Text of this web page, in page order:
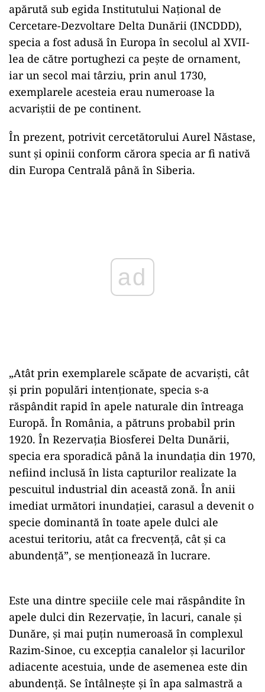
apărută sub egida Institutului Naţional de
Cercetare-Dezvoltare Delta Dunării (INCDDD),
specia a fost adusă în Europa în secolul al XVII-
lea de către portughezi ca peşte de ornament,
iar un secol mai târziu, prin anul 1730,
exemplarele acesteia erau numeroase la
acvariştii de pe continent.
În prezent, potrivit cercetătorului Aurel Năstase,
sunt şi opinii conform cărora specia ar fi nativă
din Europa Centrală până în Siberia.
„Atât prin exemplarele scăpate de acvarişti, cât
şi prin populări intenţionate, specia s-a
răspândit rapid în apele naturale din întreaga
Europă. În România, a pătruns probabil prin
1920. În Rezervaţia Biosferei Delta Dunării,
specia era sporadică până la inundaţia din 1970,
nefiind inclusă în lista capturilor realizate la
pescuitul industrial din această zonă. În anii
imediat următori inundaţiei, carasul a devenit o
specie dominantă în toate apele dulci ale
acestui teritoriu, atât ca frecvenţă, cât şi ca
abundenţă”, se menţionează în lucrare.
Este una dintre speciile cele mai răspândite în
apele dulci din Rezervaţie, în lacuri, canale şi
Dunăre, şi mai puţin numeroasă în complexul
Razim-Sinoe, cu excepţia canalelor şi lacurilor
adiacente acestuia, unde de asemenea este din
abundenţă. Se întâlneşte şi în apa salmastră a